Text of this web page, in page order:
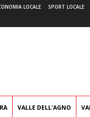
LOCALE SPORT LOCALE
VALLE DELL’AGNO